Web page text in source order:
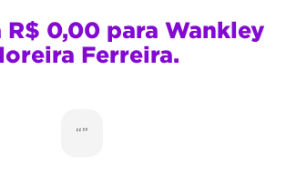
R$ 0,00 para Wankley
Ferreira.
“”